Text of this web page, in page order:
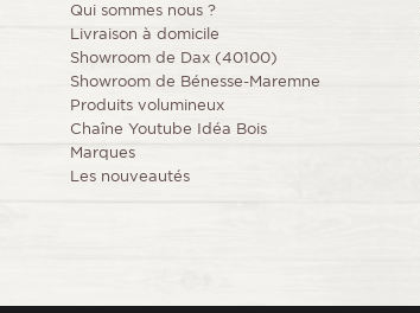
Qui sommes nous ?
Livraison à domicile
Showroom de Dax (40100)
Showroom de Bénesse-Maremne
Produits volumineux
Chaîne Youtube Idéa Bois
Marques
Les nouveautés